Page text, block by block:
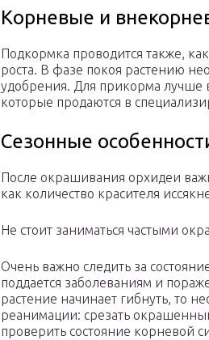
Корневые и
Подкормка проводится также,
роста. В фазе покоя растению
удобрения. Для прикорма лучше
которые продаются в
Сезонные
После окрашивания орхидеи
как количество красителя
Не стоит заниматься частыми
Очень важно следить за
поддается заболеваниям и
растение начинает гибнуть, то
реанимации: срезать
проверить состояние корневой